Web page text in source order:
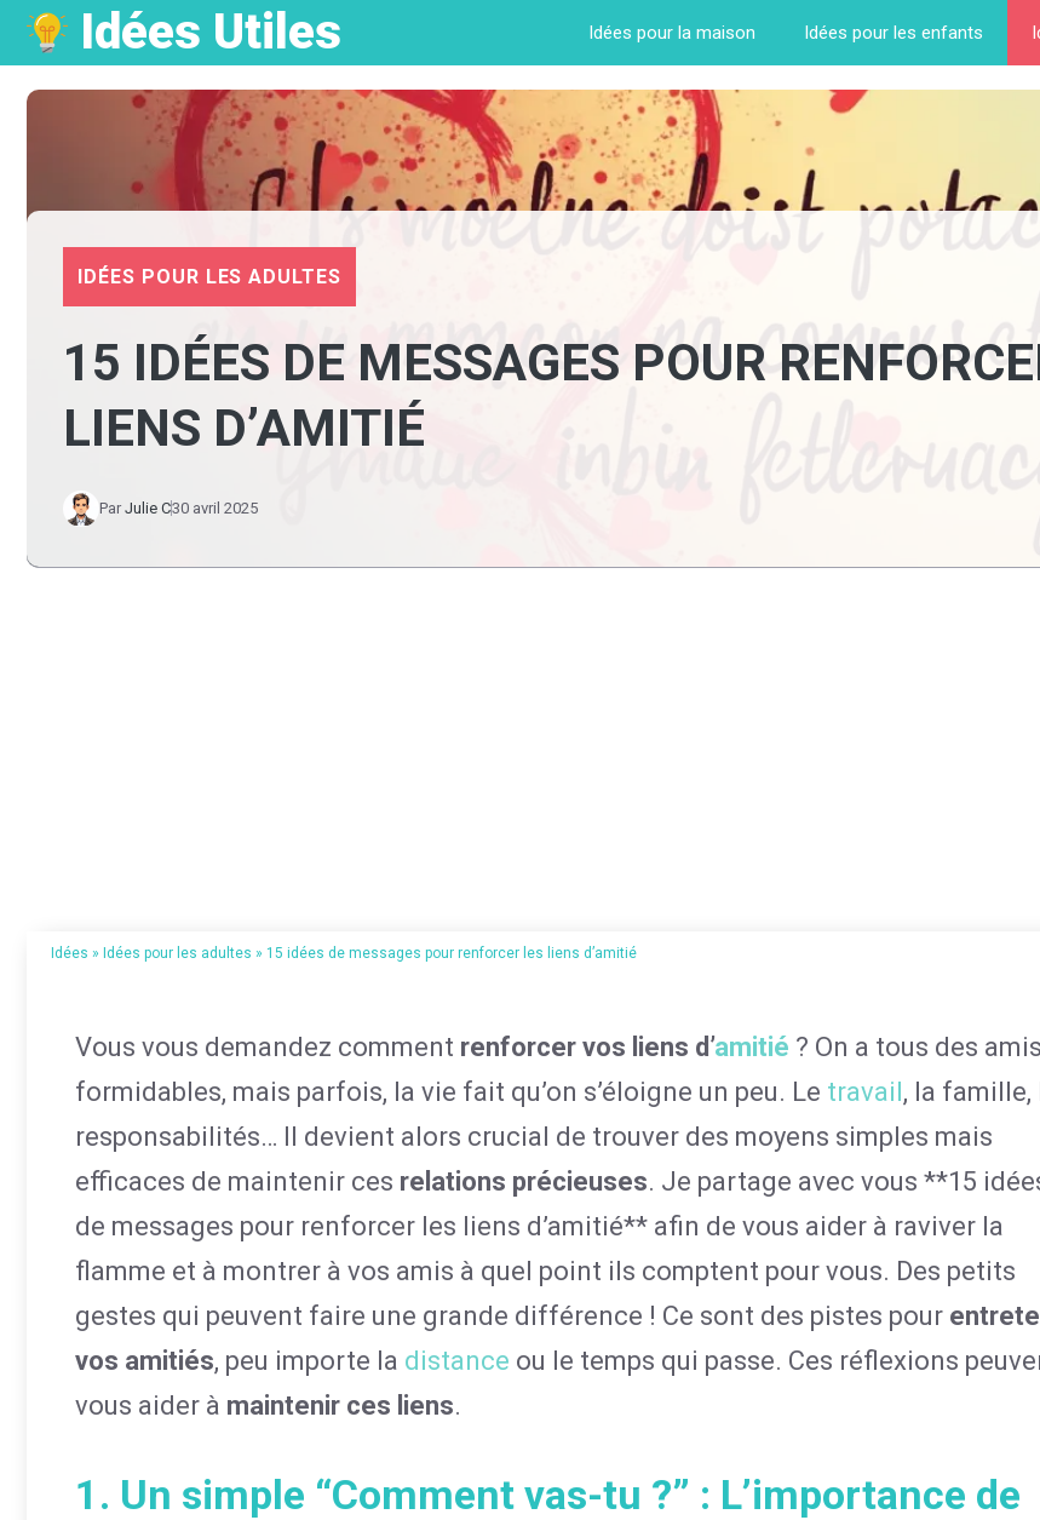
Aller
au
contenu
Idées Utiles Idées pour la maison Idées pour les enfants
IDÉES POUR LES ADULTES
15 IDÉES DE MESSAGES POUR
LIENS D’AMITIÉ
Par Julie C30 avril 2025
Idées » Idées pour les adultes » 15 idées de messages pour renforcer les liens d’amitié
Vous vous demandez comment renforcer vos liens d’amitié ? On a tous des amis
formidables, mais parfois, la vie fait qu’on s’éloigne un peu. Le travail, la famille,
responsabilités… Il devient alors crucial de trouver des moyens simples mais
efficaces de maintenir ces relations précieuses. Je partage avec vous **15
de messages pour renforcer les liens d’amitié** afin de vous aider à raviver la
flamme et à montrer à vos amis à quel point ils comptent pour vous. Des petits
gestes qui peuvent faire une grande différence ! Ce sont des pistes pour
vos amitiés, peu importe la distance ou le temps qui passe. Ces réflexions
vous aider à maintenir ces liens.
1. Un simple “Comment vas-tu ?” : L’importance de